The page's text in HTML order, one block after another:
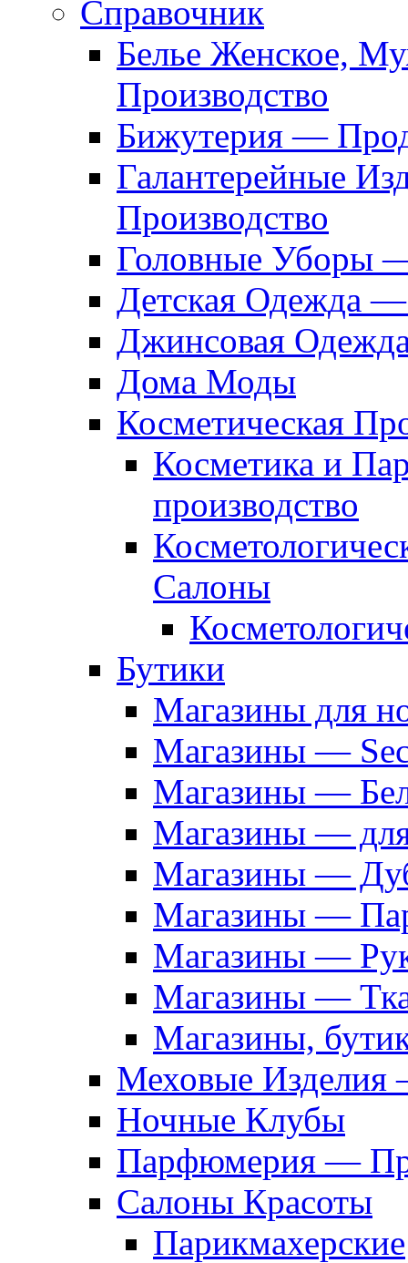
Справочник
Белье Женское,
Производство
Бижутерия —
Галантерейные
Производство
Головные Уборы
Детская Одежда
Джинсовая
Дома Моды
Косметическая
Косметика и
производство
Салоны
Бутики
Магазины для
Магазины —
Магазины —
Магазины —
Магазины —
Магазины —
Магазины —
Магазины —
Магазины,
Меховые Изделия
Ночные Клубы
Парфюмерия —
Салоны Красоты
Парикмахерские